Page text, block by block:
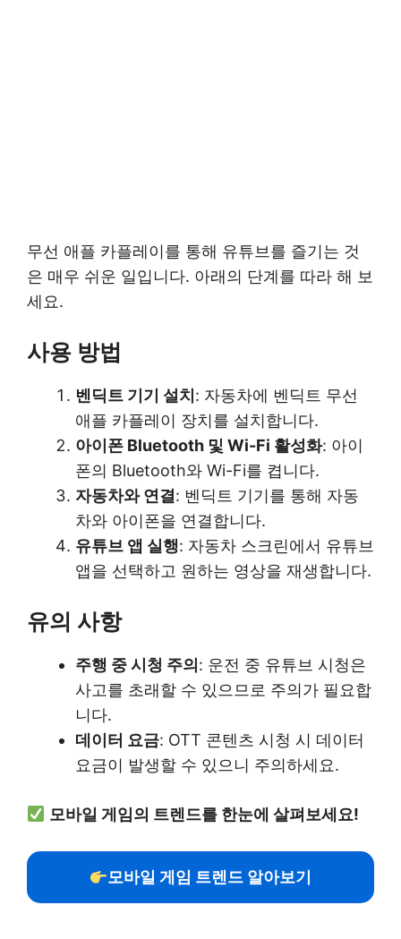
무선 애플 카플레이를 통해 유튜브를 즐기는 것
은 매우 쉬운 일입니다. 아래의 단계를 따라 해 보
세요.
사용 방법
벤딕트 기기 설치 : 자동차에 벤딕트 무선
애플 카플레이 장치를 설치합니다.
아이폰 Bluetooth 및 Wi-Fi 활성화: 아이
폰의 Bluetooth와 Wi-Fi를 켭니다.
자동차와 연결 : 벤딕트 기기를 통해 자동
차와 아이폰을 연결합니다.
유튜브 앱 실행: 자동차 스크린에서 유튜브
앱을 선택하고 원하는 영상을 재생합니다.
유의 사항
주행 중 시청 주의 : 운전 중 유튜브 시청은
사고를 초래할 수 있으므로 주의가 필요합
니다.
데이터 요금: OTT 콘텐츠 시청 시 데이터
요금이 발생할 수 있으니 주의하세요.
모바일 게임의 트렌드를 한눈에 살펴보세요!
모바일 게임 트렌드 알아보기